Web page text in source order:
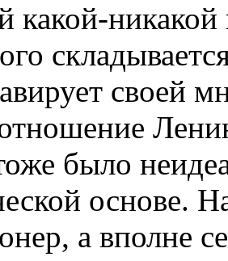
какой-никакой
своей
было
основе.
а вполне